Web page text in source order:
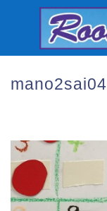
mano2sai04